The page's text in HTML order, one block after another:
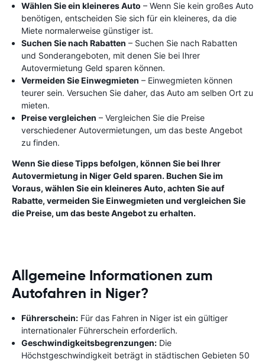
Wählen Sie ein kleineres Auto – Wenn Sie kein großes Auto
benötigen, entscheiden Sie sich für ein kleineres, da die
Miete normalerweise günstiger ist.
Suchen Sie nach Rabatten – Suchen Sie nach Rabatten
und Sonderangeboten, mit denen Sie bei Ihrer
Autovermietung Geld sparen können.
Vermeiden Sie Einwegmieten – Einwegmieten können
teurer sein. Versuchen Sie daher, das Auto am selben Ort zu
mieten.
Preise vergleichen – Vergleichen Sie die Preise
verschiedener Autovermietungen, um das beste Angebot
zu finden.
Wenn Sie diese Tipps befolgen, können Sie bei Ihrer
Autovermietung in Niger Geld sparen. Buchen Sie im
Voraus, wählen Sie ein kleineres Auto, achten Sie auf
Rabatte, vermeiden Sie Einwegmieten und vergleichen Sie
die Preise, um das beste Angebot zu erhalten.
Allgemeine Informationen zum
Autofahren in Niger?
Führerschein: Für das Fahren in Niger ist ein gültiger
internationaler Führerschein erforderlich.
Geschwindigkeitsbegrenzungen: Die
Höchstgeschwindigkeit beträgt in städtischen Gebieten 50